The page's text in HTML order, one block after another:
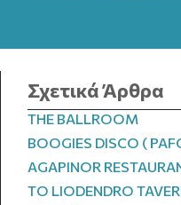
Σχετικά Άρθρα
THE BALLROOM
BOOGIES DISCO (
AGAPINOR
TO LIODENDRO